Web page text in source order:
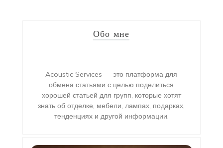
Обо мне
Acoustic Services — это платформа для
обмена статьями с целью поделиться
хорошей статьей для групп, которые хотят
знать об отделке, мебели, лампах, подарках,
тенденциях и другой информации.